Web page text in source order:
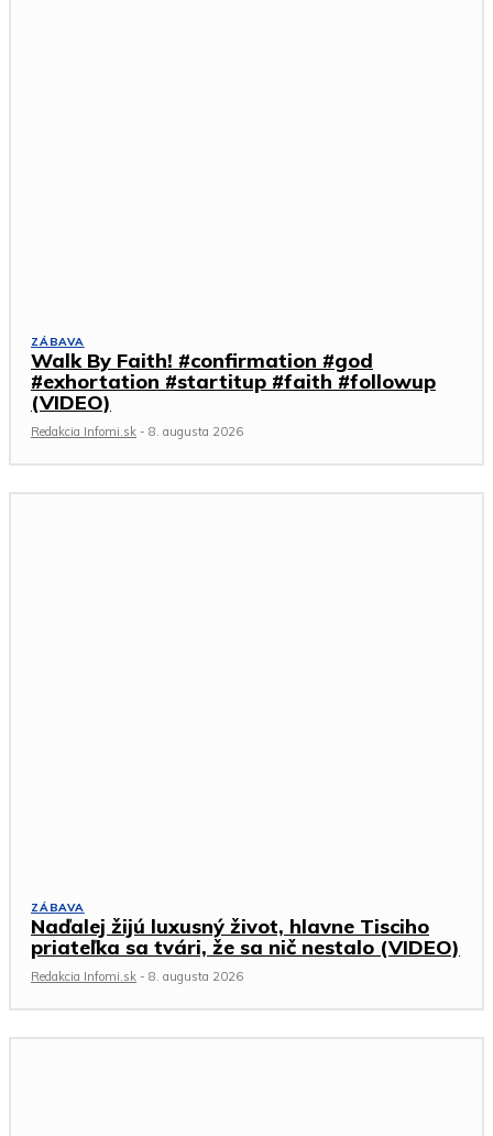
ZÁBAVA
Walk By Faith! #confirmation #god
#exhortation #startitup #faith #followup
(VIDEO)
Redakcia Infomi.sk - 8. augusta 2026
ZÁBAVA
Naďalej žijú luxusný život, hlavne Tisciho
priateľka sa tvári, že sa nič nestalo (VIDEO)
Redakcia Infomi.sk - 8. augusta 2026